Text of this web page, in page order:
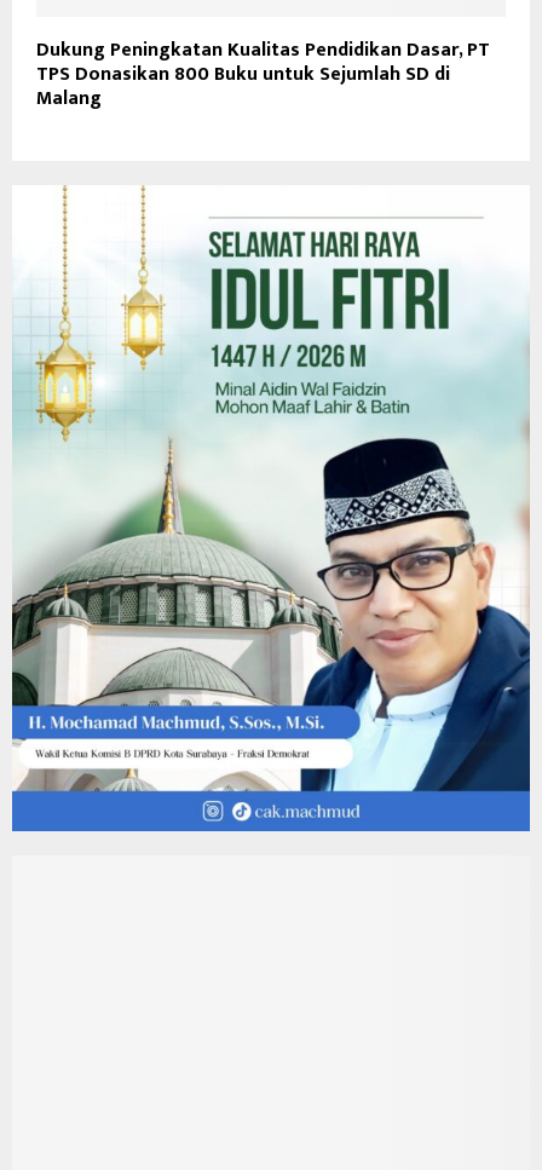
Dukung Peningkatan Kualitas Pendidikan Dasar, PT
TPS Donasikan 800 Buku untuk Sejumlah SD di
Malang